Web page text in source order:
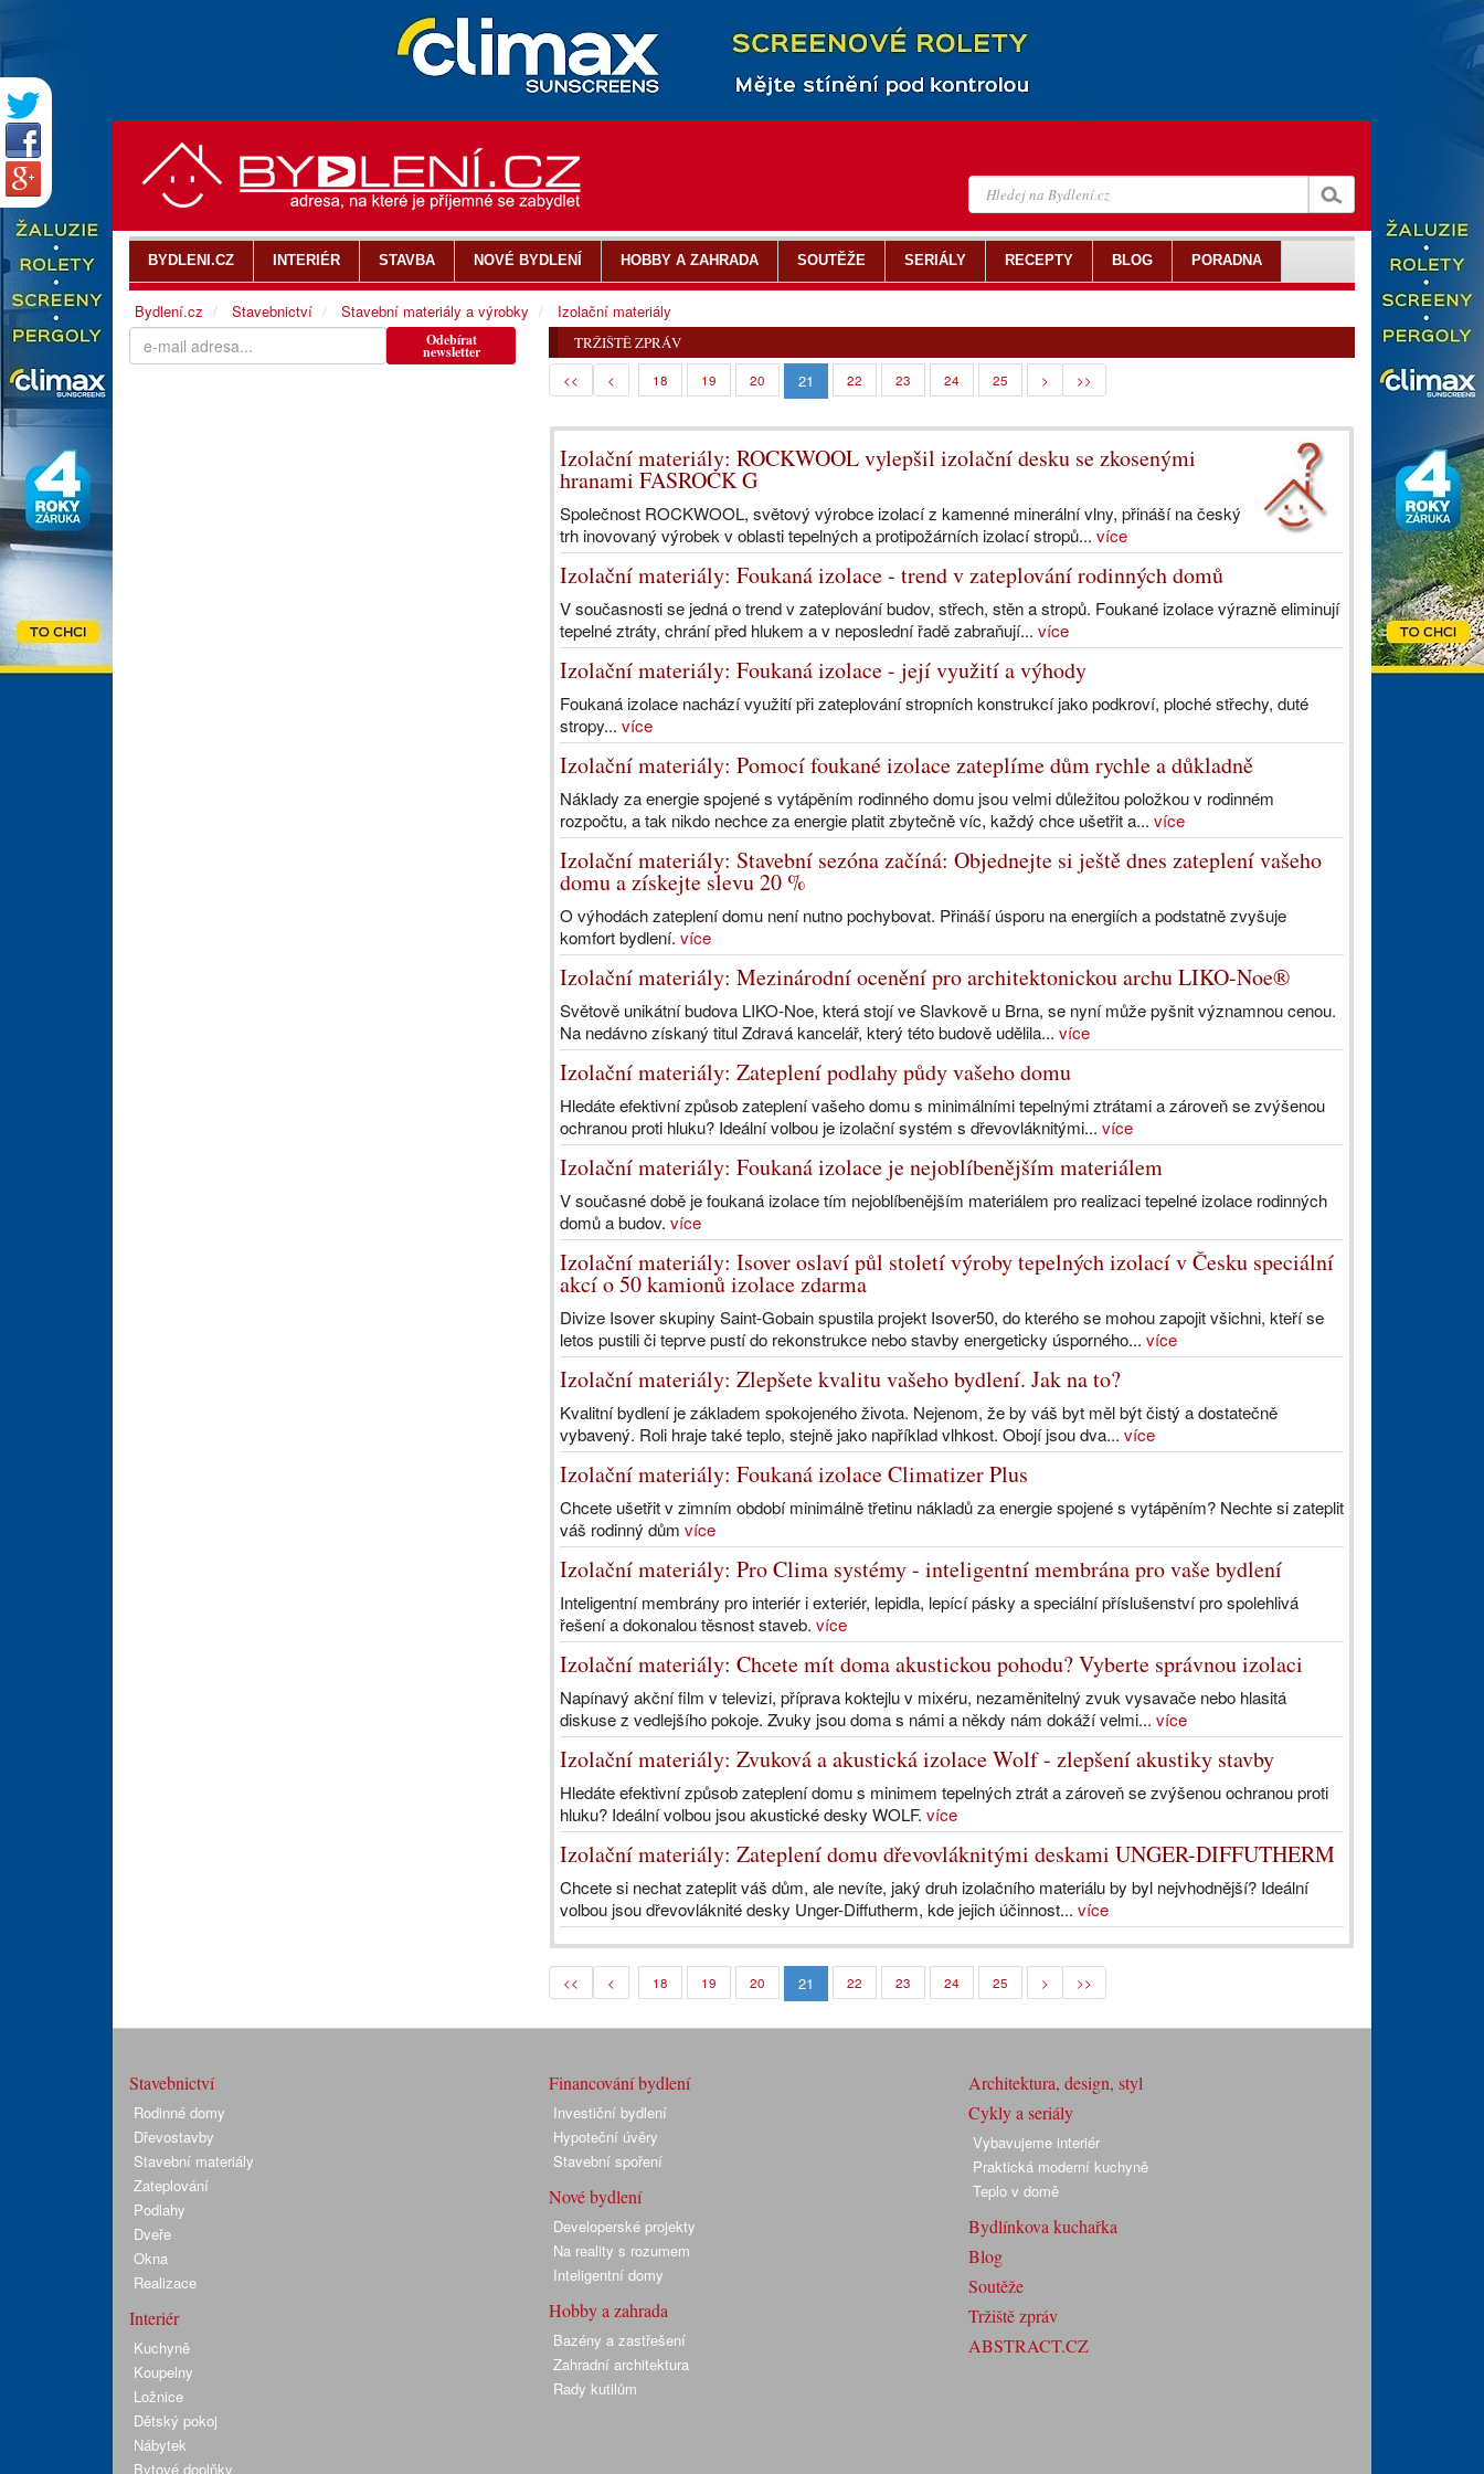
TRŽIŠTĚ ZPRÁV
<< < 18 19 20 21 22 23 24 25 > >>
Izolační materiály: ROCKWOOL vylepšil izolační desku se zkosenými
hranami FASROCK G
Společnost ROCKWOOL, světový výrobce izolací z kamenné minerální vlny, přináší na český
trh inovovaný výrobek v oblasti tepelných a protipožárních izolací stropů... více
Izolační materiály: Foukaná izolace - trend v zateplování rodinných domů
V současnosti se jedná o trend v zateplování budov, střech, stěn a stropů. Foukané izolace výrazně eliminují
tepelné ztráty, chrání před hlukem a v neposlední řadě zabraňují... více
Izolační materiály: Foukaná izolace - její využití a výhody
Foukaná izolace nachází využití při zateplování stropních konstrukcí jako podkroví, ploché střechy, duté
stropy... více
Izolační materiály: Pomocí foukané izolace zateplíme dům rychle a důkladně
Náklady za energie spojené s vytápěním rodinného domu jsou velmi důležitou položkou v rodinném
rozpočtu, a tak nikdo nechce za energie platit zbytečně víc, každý chce ušetřit a... více
Izolační materiály: Stavební sezóna začíná: Objednejte si ještě dnes zateplení vašeho
domu a získejte slevu 20 %
O výhodách zateplení domu není nutno pochybovat. Přináší úsporu na energiích a podstatně zvyšuje
komfort bydlení. více
Izolační materiály: Mezinárodní ocenění pro architektonickou archu LIKO-Noe®
Světově unikátní budova LIKO-Noe, která stojí ve Slavkově u Brna, se nyní může pyšnit významnou cenou.
Na nedávno získaný titul Zdravá kancelář, který této budově udělila... více
Izolační materiály: Zateplení podlahy půdy vašeho domu
Hledáte efektivní způsob zateplení vašeho domu s minimálními tepelnými ztrátami a zároveň se zvýšenou
ochranou proti hluku? Ideální volbou je izolační systém s dřevovláknitými... více
Izolační materiály: Foukaná izolace je nejoblíbenějším materiálem
V současné době je foukaná izolace tím nejoblíbenějším materiálem pro realizaci tepelné izolace rodinných
domů a budov. více
Izolační materiály: Isover oslaví půl století výroby tepelných izolací v Česku speciální
akcí o 50 kamionů izolace zdarma
Divize Isover skupiny Saint-Gobain spustila projekt Isover50, do kterého se mohou zapojit všichni, kteří se
letos pustili či teprve pustí do rekonstrukce nebo stavby energeticky úsporného... více
Izolační materiály: Zlepšete kvalitu vašeho bydlení. Jak na to?
Kvalitní bydlení je základem spokojeného života. Nejenom, že by váš byt měl být čistý a dostatečně
vybavený. Roli hraje také teplo, stejně jako například vlhkost. Obojí jsou dva... více
Izolační materiály: Foukaná izolace Climatizer Plus
Chcete ušetřit v zimním období minimálně třetinu nákladů za energie spojené s vytápěním? Nechte si zateplit
váš rodinný dům více
Izolační materiály: Pro Clima systémy - inteligentní membrána pro vaše bydlení
Inteligentní membrány pro interiér i exteriér, lepidla, lepící pásky a speciální příslušenství pro spolehlivá
řešení a dokonalou těsnost staveb. více
Izolační materiály: Chcete mít doma akustickou pohodu? Vyberte správnou izolaci
Napínavý akční film v televizi, příprava koktejlu v mixéru, nezaměnitelný zvuk vysavače nebo hlasitá
diskuse z vedlejšího pokoje. Zvuky jsou doma s námi a někdy nám dokáží velmi... více
Izolační materiály: Zvuková a akustická izolace Wolf - zlepšení akustiky stavby
Hledáte efektivní způsob zateplení domu s minimem tepelných ztrát a zároveň se zvýšenou ochranou proti
hluku? Ideální volbou jsou akustické desky WOLF. více
Izolační materiály: Zateplení domu dřevovláknitými deskami UNGER-DIFFUTHERM
Chcete si nechat zateplit váš dům, ale nevíte, jaký druh izolačního materiálu by byl nejvhodnější? Ideální
volbou jsou dřevovláknité desky Unger-­Diffutherm, kde jejich účinnost... více
<< < 18 19 20 21 22 23 24 25 > >>
Odebírat
newsletter
BYDLENI.CZ INTERIÉR STAVBA NOVÉ BYDLENÍ HOBBY A ZAHRADA SOUTĚŽE SERIÁLY RECEPTY BLOG PORADNA
Bydlení.cz Stavebnictví Stavební materiály a výrobky Izolační materiály
Stavebnictví
Rodinné domy
Dřevostavby
Stavební materiály
Zateplování
Podlahy
Dveře
Okna
Realizace
Interiér
Kuchyně
Koupelny
Ložnice
Dětský pokoj
Nábytek
Bytové doplňky
Financování bydlení
Investiční bydlení
Hypoteční úvěry
Stavební spoření
Nové bydlení
Developerské projekty
Na reality s rozumem
Inteligentní domy
Hobby a zahrada
Bazény a zastřešení
Zahradní architektura
Rady kutilům
Architektura, design, styl
Cykly a seriály
Vybavujeme interiér
Praktická moderní kuchyně
Teplo v domě
Bydlínkova kuchařka
Blog
Soutěže
Tržiště zpráv
ABSTRACT.CZ